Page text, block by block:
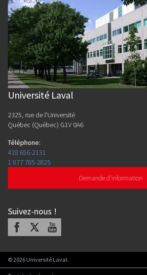
Université Laval
2325, rue de l'Université
Québec (Québec) G1V 0A6
Téléphone:
418 656-2131
1 877 785-2825
Demande d'information
Suivez-nous !
Facebook Youtube
©2026 Université Laval.